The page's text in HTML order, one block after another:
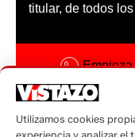
titular, de todos
Código
Utilizamos cookies